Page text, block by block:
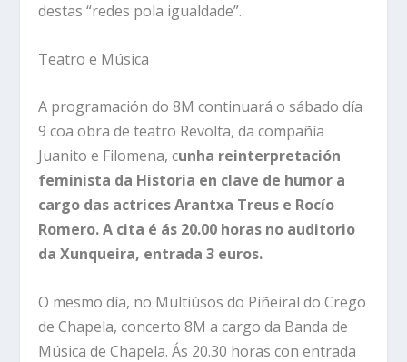
destas “redes pola igualdade”.
Teatro e Música
A programación do 8M continuará o sábado día
9 coa obra de teatro Revolta, da compañía
Juanito e Filomena, cunha reinterpretación
feminista da Historia en clave de humor a
cargo das actrices Arantxa Treus e Rocío
Romero.A cita é ás 20.00 horas no auditorio
da Xunqueira, entrada 3 euros.
O mesmo día, no Multiúsos do Piñeiral do Crego
de Chapela, concerto 8M a cargo da Banda de
Música de Chapela. Ás 20.30 horas con entrada